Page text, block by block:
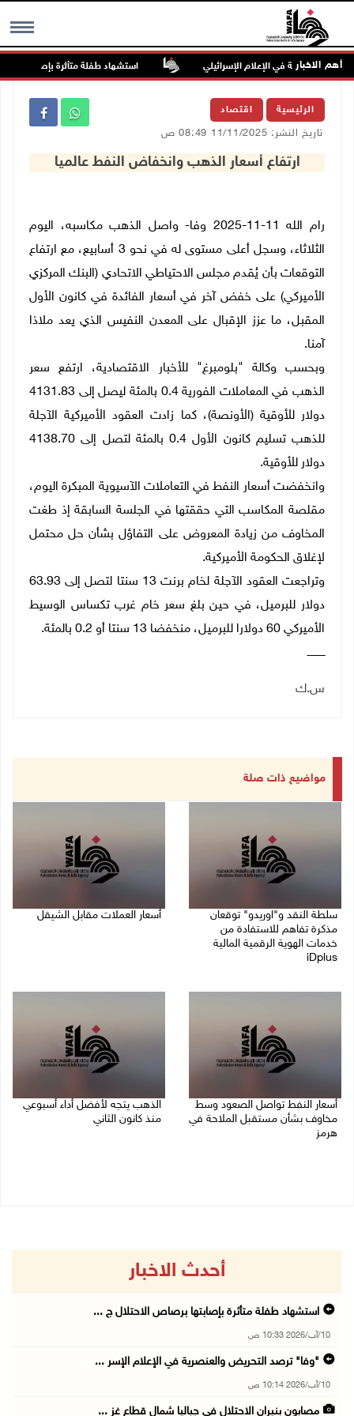
MENU أهم الاخبار
والعنصرية في الإعلام الإسرائيلي استشهاد طفلة متأثرة بإصابتها
الرئيسية اقتصاد
تاريخ النشر: 11/11/2025 08:49 ص
ارتفاع أسعار الذهب وانخفاض النفط عالميا
رام الله 11-11-2025 وفا- واصل الذهب مكاسبه، اليوم
الثلاثاء، وسجل أعلى مستوى له في نحو 3 أسابيع، مع ارتفاع
التوقعات بأن يُقدم مجلس الاحتياطي الاتحادي (البنك المركزي
الأميركي) على خفض آخر في أسعار الفائدة في كانون الأول
المقبل، ما عزز الإقبال على المعدن النفيس الذي يعد ملاذا
آمنا.
وبحسب وكالة "بلومبرغ" للأخبار الاقتصادية، ارتفع سعر
الذهب في المعاملات الفورية 0.4 بالمئة ليصل إلى 4131.83
دولار للأوقية (الأونصة)، كما زادت العقود الأميركية الآجلة
للذهب تسليم كانون الأول 0.4 بالمئة لتصل إلى 4138.70
دولار للأوقية.
وانخفضت أسعار النفط في التعاملات الآسيوية المبكرة اليوم،
مقلصة المكاسب التي حققتها في الجلسة السابقة إذ طغت
المخاوف من زيادة المعروض على التفاؤل بشأن حل محتمل
لإغلاق الحكومة الأميركية.
وتراجعت العقود الآجلة لخام برنت 13 سنتا لتصل إلى 63.93
دولار للبرميل، في حين بلغ سعر خام غرب تكساس الوسيط
الأميركي 60 دولارا للبرميل، منخفضا 13 سنتا أو 0.2 بالمئة
.
ـــــــــــ
س.ك
مواضيع ذات صلة
سلطة النقد و"اوريدو" توقعان
مذكرة تفاهم للاستفادة من
خدمات الهوية الرقمية المالية
iDplus
أسعار العملات مقابل الشيقل
أسعار النفط تواصل الصعود وسط
مخاوف بشأن مستقبل الملاحة في
هرمز
الذهب يتجه لأفضل أداء أسبوعي
منذ كانون الثاني
أحدث الاخبار
استشهاد طفلة متأثرة بإصابتها برصاص الاحتلال ج ...
10/آب/2026 10:33 ص
"وفا" ترصد التحريض والعنصرية في الإعلام الإسر ...
10/آب/2026 10:14 ص
مصابون بنيران الاحتلال في جباليا شمال قطاع غز ...